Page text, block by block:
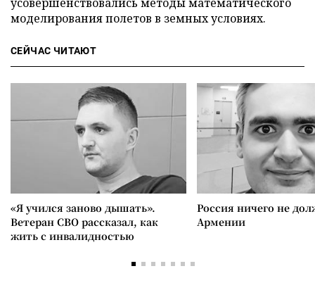
моделирования полетов в земных условиях.
СЕЙЧАС ЧИТАЮТ
«Я учился заново дышать».
Ветеран СВО рассказал, как
жить с инвалидностью
Россия ничего не
Армении